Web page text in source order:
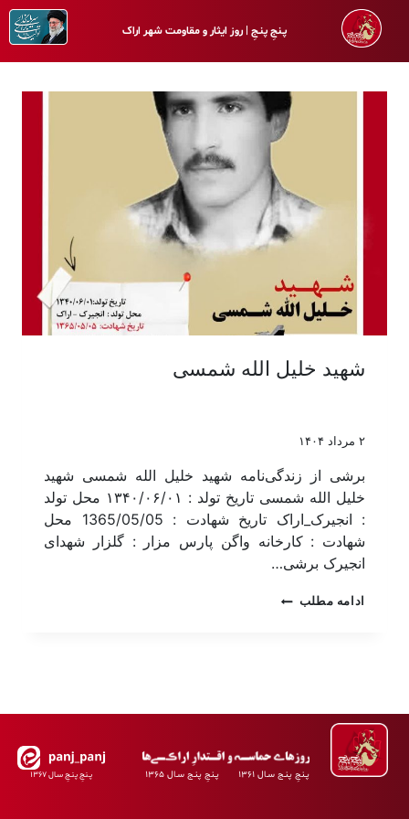
پـنجِ پنـجِ | روز ایثار و مقاومت شهر اراک
شهید خلیل الله شمسی
۲ مرداد ۱۴۰۴
برشی از زندگی‌نامه شهید خلیل الله شمسی شهید
خلیل الله شمسی تاریخ تولد : ۱۳۴۰/۰۶/۰۱ محل تولد
: انجیرک_اراک تاریخ شهادت : 1365/05/05 محل
شهادت : کارخانه واگن پارس مزار : گلزار شهدای
انجیرک برشی…
ادامه مطلب
پـنجِ پنـج سـال ۱۳۶۱ پـنجِ پنـج سـال ۱۳۶۵ پـنجِ پنـجِ سـال ۱۳۶۷